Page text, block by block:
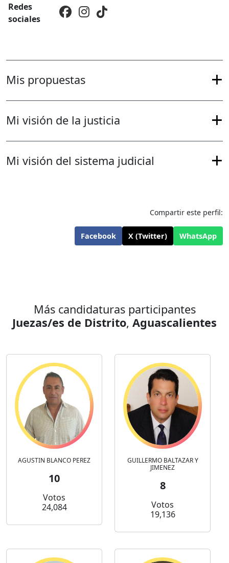
Redes
sociales
Mis propuestas
Mi visión de la justicia
Mi visión del sistema judicial
Compartir este perfil:
Facebook X (Twitter) WhatsApp
Más candidaturas participantes
Juezas/es de Distrito, Aguascalientes
AGUSTIN BLANCO PEREZ
10
Votos
24,084
GUILLERMO BALTAZAR Y
JIMENEZ
8
Votos
19,136